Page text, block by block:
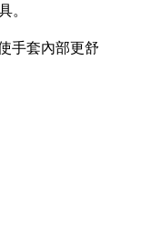
。
手套內部更舒